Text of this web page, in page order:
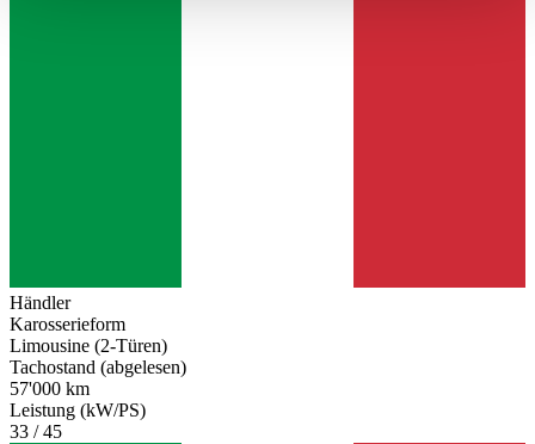
Händler
Karosserieform
Limousine (2-Türen)
Tachostand (abgelesen)
57'000 km
Leistung (kW/PS)
33 / 45